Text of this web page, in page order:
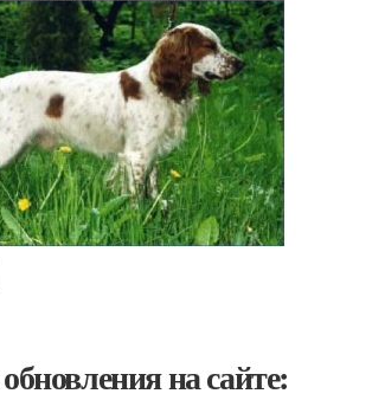
на сайте: